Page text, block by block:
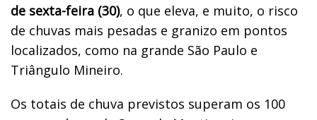
de sexta-feira (30), o que eleva, e muito, o risco
de chuvas mais pesadas e granizo em pontos
localizados, como na grande São Paulo e
Triângulo Mineiro.
Os totais de chuva previstos superam os 100